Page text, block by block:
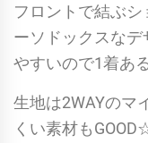
フロントで結ぶ
ーソドックスな
やすいので1着あ
生地は2WAYのマ
くい素材も